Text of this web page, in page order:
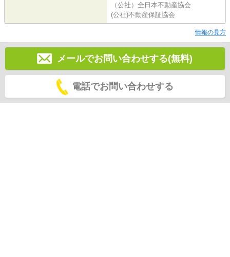
（公社）全日本不動産協会
(公社)不動産保証協会
情報の見方
メールでお問い合わせする(無料)
電話でお問い合わせする